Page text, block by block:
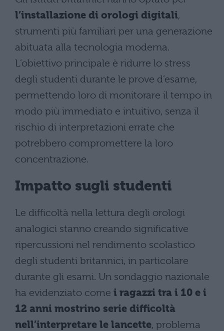
l’installazione di orologi digitali,
strumenti più familiari per una generazione
abituata alla tecnologia moderna.
L’obiettivo principale è ridurre lo stress
degli studenti durante le prove d’esame,
permettendo loro di monitorare il tempo in
modo più immediato e intuitivo, senza il
rischio di interpretazioni errate che
potrebbero compromettere la loro
concentrazione.
Impatto sugli studenti
Le difficoltà nella lettura degli orologi
analogici stanno creando significative
ripercussioni nel rendimento scolastico
degli studenti britannici, in particolare
durante gli esami. Un sondaggio nazionale
ha evidenziato come i ragazzi tra i 10 e i
12 anni mostrino serie difficoltà
nell’interpretare le lancette, problema